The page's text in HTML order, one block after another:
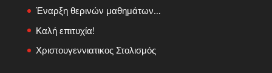
Έναρξη θερινών μαθημάτων…
Καλή επιτυχία!
Χριστουγεννιατικος Στολισμός